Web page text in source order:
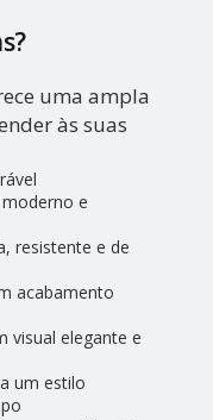
uma ampla
às suas
e
resistente e de
acabamento
visual elegante e
um estilo